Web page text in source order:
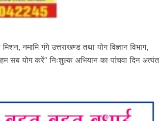
नमामि गंगे उत्तराखण्ड तथा योग विज्ञान विभाग,
सब योग करें” निःशुल्क अभियान का पांचवा दिन अत्यंत